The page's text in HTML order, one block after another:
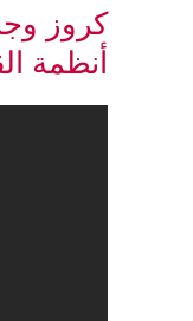
كروز
أنظمة